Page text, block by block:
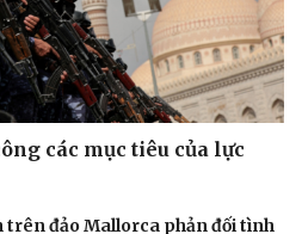
các mục tiêu của lực
trên đảo Mallorca phản đối tình